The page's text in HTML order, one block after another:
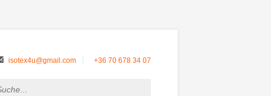
isotex4u@gmail.com +36 70 678 34 07